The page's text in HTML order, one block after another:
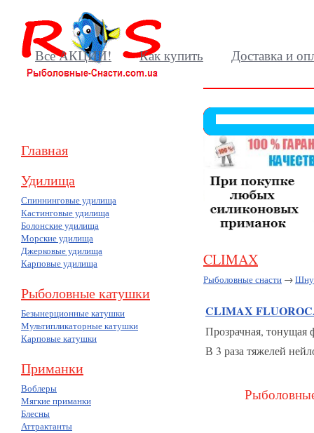
Все АКЦИИ! Как купить Доставка и
Главная
Удилища
Спиннинговые удилища
Кастинговые удилища
Болонские удилища
Морские удилища
Джерковые удилища
Карповые удилища
Рыболовные катушки
Безынерционные катушки
Мультипликаторные катушки
Карповые катушки
Приманки
Воблеры
Мягкие приманки
Блесны
Аттрактанты
CLIMAX
Рыболовные снасти →
CLIMAX
Прозрачная, тонущая
В 3 раза тяжелей